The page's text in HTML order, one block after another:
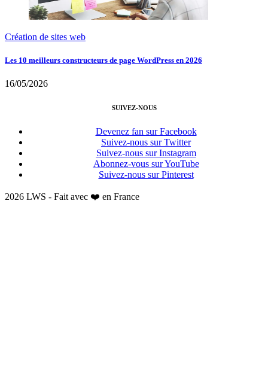
Création de sites web
Les 10 meilleurs constructeurs de page WordPress en 2026
16/05/2026
SUIVEZ-NOUS
Devenez fan sur Facebook
Suivez-nous sur Twitter
Suivez-nous sur Instagram
Abonnez-vous sur YouTube
Suivez-nous sur Pinterest
2026 LWS - Fait avec ❤️ en France